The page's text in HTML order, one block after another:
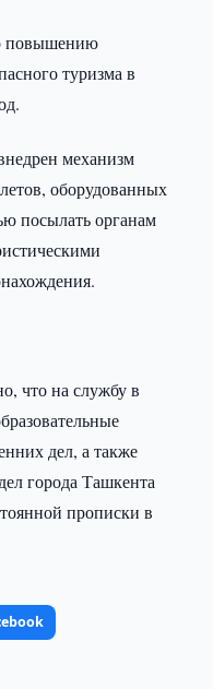
повышению
туризма в
механизм
оборудованных
посылать органам
что на службу в
дел, а также
города Ташкента
прописки в